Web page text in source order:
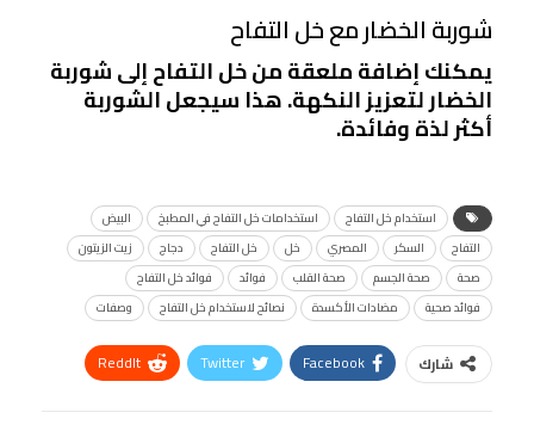
شوربة الخضار مع خل التفاح
يمكنك إضافة ملعقة من خل التفاح إلى شوربة
الخضار لتعزيز النكهة. هذا سيجعل الشوربة
أكثر لذة وفائدة.
استخدام خل التفاح استخدامات خل التفاح في المطبخ
البيض
التفاح
السكر المصري خل خل التفاح دجاج
زيت الزيتون
صحة
صحة الجسم صحة القلب فوائد
فوائد خل التفاح
فوائد صحية
مضادات الأكسدة نصائح لاستخدام خل التفاح وصفات
شارك Facebook
Twitter
ReddIt